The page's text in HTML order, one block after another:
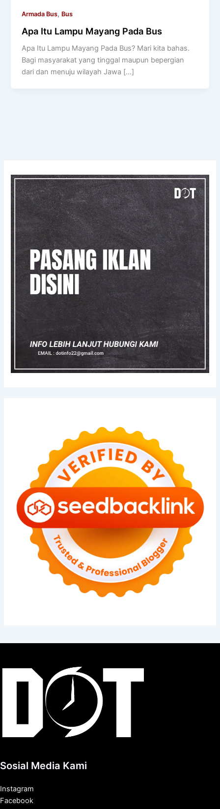
Armada Bus, Bus
Apa Itu Lampu Mayang Pada Bus
Apa Itu Lampu Mayang Pada Bus? Mari kita bahas.
Bagi masyarakat yang tinggal maupun bepergian
dari dan menuju wilayah Jawa […]
Sosial Media Kami
Instagram
Facebook